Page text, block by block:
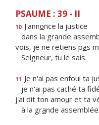
PSAUME : 39 - II
10 J'annonce la justice
dans la grande
vois, je ne retiens pas
Seigneur, tu le sais.
11 Je n'ai pas enfoui ta
je n'ai pas caché ta
j'ai dit ton amour et ta
à la grande assemblée.